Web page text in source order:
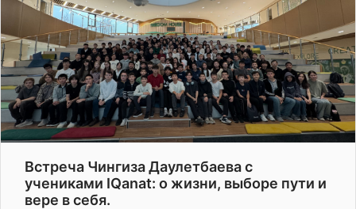
Встреча Чингиза Даулетбаева с
учениками IQanat: о жизни, выборе пути и
вере в себя.